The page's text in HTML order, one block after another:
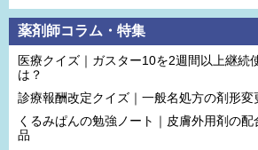
薬剤師コラム・特集
医療クイズ｜ガスター10を2週間以上継続
は？
診療報酬改定クイズ｜一般名処方の剤形変
くるみぱんの勉強ノート｜皮膚外用剤の
品